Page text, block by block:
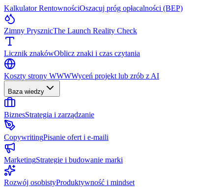
Kalkulator RentownościOszacuj próg opłacalności (BEP)
Zimny PrysznicThe Launch Reality Check
Licznik znakówOblicz znaki i czas czytania
Koszty strony WWWWyceń projekt lub zrób z AI
Baza wiedzy
BiznesStrategia i zarządzanie
CopywritingPisanie ofert i e-maili
MarketingStrategie i budowanie marki
Rozwój osobistyProduktywność i mindset